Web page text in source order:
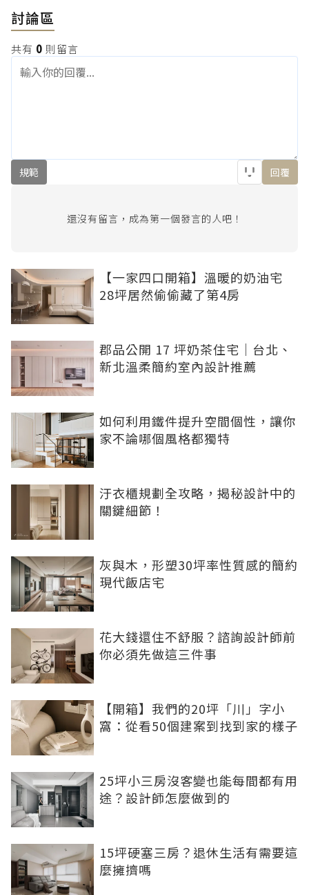
討論區
共有 0 則留言
規範 回覆
還沒有留言，成為第一個發言的人吧！
【一家四口開箱】溫暖的奶油宅
28坪居然偷偷藏了第4房
郡品公開 17 坪奶茶住宅｜台北、
新北溫柔簡約室內設計推薦
如何利用鐵件提升空間個性，讓你
家不論哪個風格都獨特
汙衣櫃規劃全攻略，揭秘設計中的
關鍵細節！
灰與木，形塑30坪率性質感的簡約
現代飯店宅
花大錢還住不舒服？諮詢設計師前
你必須先做這三件事
【開箱】我們的20坪「川」字小
窩：從看50個建案到找到家的樣子
25坪小三房沒客變也能每間都有用
途？設計師怎麼做到的
15坪硬塞三房？退休生活有需要這
麼擁擠嗎